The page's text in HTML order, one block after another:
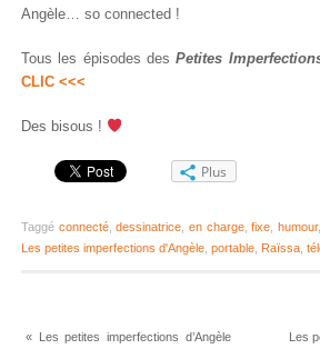
Angèle… so connected !
Tous les épisodes desPetites
CLIC <<<
Des bisous !
Plus
Taggé connecté,dessinatrice en charge,fixe ,humour,
Les petites imperfections d'Angèle, portable, Raïssa,
«Les petites imperfections d’Angèle
Les